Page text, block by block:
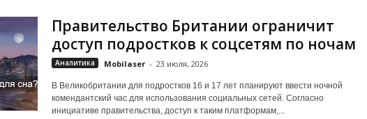
Правительство Британии ограничит
доступ подростков к соцсетям по ночам
Аналитика Mobilaser - 23 июля, 2026
В Великобритании для подростков 16 и 17 лет планируют ввести ночной
комендантский час для использования социальных сетей. Согласно
инициативе правительства, доступ к таким платформам,...